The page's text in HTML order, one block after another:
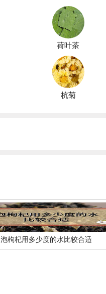
荷叶茶
杭菊
泡枸杞用多少度的水比较合适